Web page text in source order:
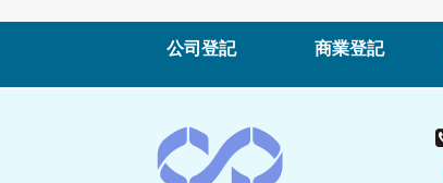
公司登記 商業登記